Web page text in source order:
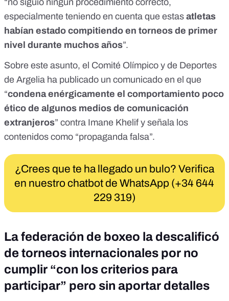
“no siguió ningún procedimiento correcto,
especialmente teniendo en cuenta que estas atletas
habían estado compitiendo en torneos de primer
nivel durante muchos años”.
Sobre este asunto, el Comité Olímpico y de Deportes
de Argelia ha publicado un comunicado en el que
“condena enérgicamente el comportamiento poco
ético de algunos medios de comunicación
extranjeros” contra Imane Khelif y señala los
contenidos como “propaganda falsa”.
¿Crees que te ha llegado un bulo? Verifica
en nuestro chatbot de WhatsApp (+34 644
229 319)
La federación de boxeo la descalificó
de torneos internacionales por no
cumplir “con los criterios para
participar” pero sin aportar detalles